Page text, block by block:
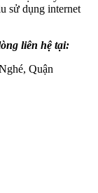
sử dụng internet
liên hệ tại:
Quận